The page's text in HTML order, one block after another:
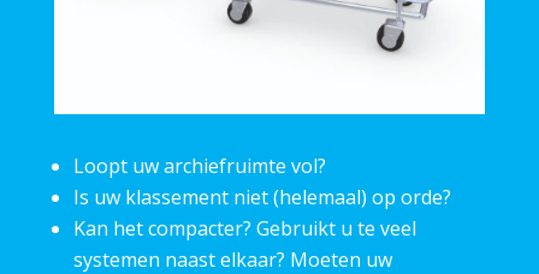
Loopt uw archiefruimte vol?
Is uw klassement niet (helemaal) op orde?
Kan het compacter? Gebruikt u te veel
systemen naast elkaar? Moeten uw